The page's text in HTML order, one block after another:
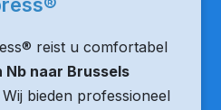
reist u comfortabel
Nb naar Brussels
Wij bieden professioneel